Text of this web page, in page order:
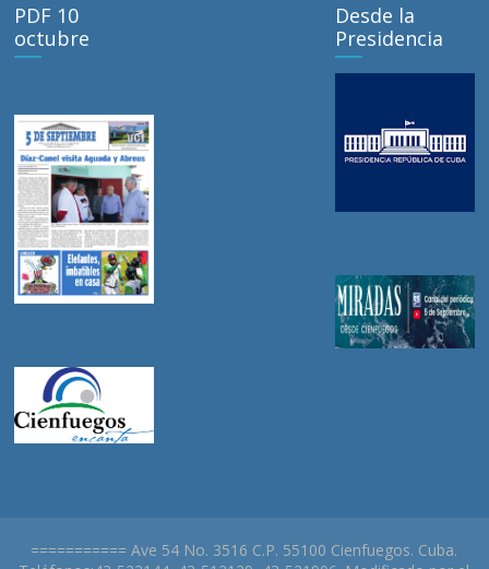
PDF 10
octubre
Desde la
Presidencia
=========== Ave 54 No. 3516 C.P. 55100 Cienfuegos. Cuba.